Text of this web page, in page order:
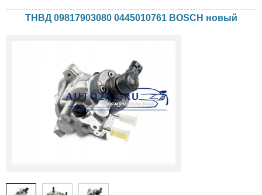
ТНВД 09817903080 0445010761 BOSCH новый